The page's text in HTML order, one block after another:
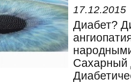
17.12.2015
Диабет?
Сахарный